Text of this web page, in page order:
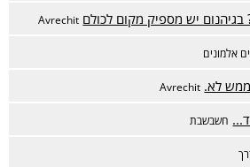
יש מספיק מקום לכולם Avrechit
אלמונים
לא. Avrechit
חשבשבת